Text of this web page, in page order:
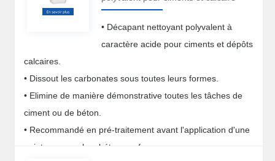
• Décapant nettoyant polyvalent à
caractère acide pour ciments et dépôts
calcaires.
• Dissout les carbonates sous toutes leurs formes.
• Elimine de manière démonstrative toutes les tâches de
ciment ou de béton.
• Recommandé en pré-traitement avant l'application d'une
peinture sur sol en béton neuf.